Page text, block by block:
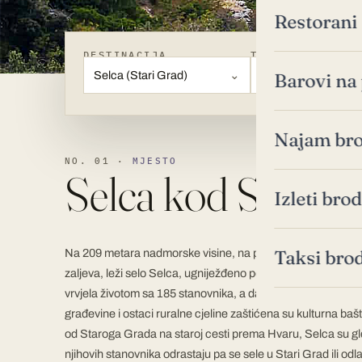
Restorani
Barovi na
Najam
Izleti
Taksi
DESTINACIJA
Selca (Stari Grad)
TIP
Svi tipovi
NO. 01 · MJESTO
Selca kod
Na 209 metara nadmorske visine, na padinama južne
zaljeva, leži selo Selca, ugniježđeno poput ptičjeg gnijezda.
vrvjela životom sa 185 stanovnika, a danas ondje živi samo
građevine i ostaci ruralne cjeline zaštićena su kulturna
od Staroga Grada na staroj cesti prema Hvaru, Selca su
njihovih stanovnika odrastaju pa se sele u Stari Grad ili